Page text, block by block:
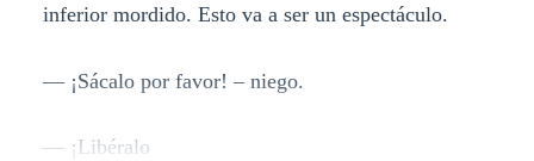
inferior mordido. Esto va a ser un espectáculo.
— ¡Sácalo por favor! – niego.
— ¡Libéralo